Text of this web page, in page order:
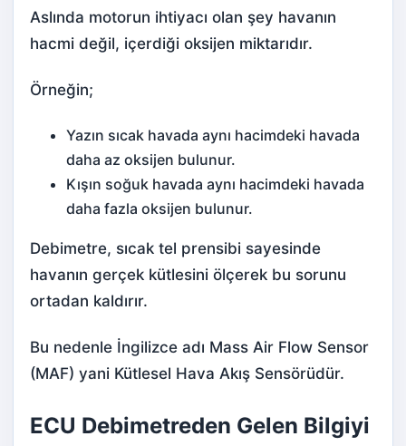
Aslında motorun ihtiyacı olan şey havanın
hacmi değil, içerdiği oksijen miktarıdır.
Örneğin;
Yazın sıcak havada aynı hacimdeki havada
daha az oksijen bulunur.
Kışın soğuk havada aynı hacimdeki havada
daha fazla oksijen bulunur.
Debimetre, sıcak tel prensibi sayesinde
havanın gerçek kütlesini ölçerek bu sorunu
ortadan kaldırır.
Bu nedenle İngilizce adı Mass Air Flow Sensor
(MAF) yani Kütlesel Hava Akış Sensörüdür.
ECU Debimetreden Gelen Bilgiyi